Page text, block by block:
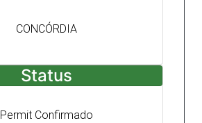
CONCÓRDIA
Status
Permit Confirmado